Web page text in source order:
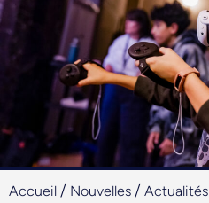
Accueil / Nouvelles / Actualités